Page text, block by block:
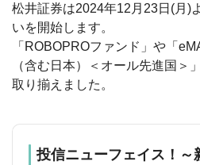
松井証券は2024年12月23日(月)
いを開始します。
「ROBOPROファンド」や「
（含む日本）＜オール先進国＞
取り揃えました。
投信ニューフェイス！～